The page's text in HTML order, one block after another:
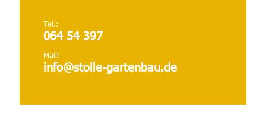
Tel.:
064 54 397
Mail:
info@stolle-gartenbau.de